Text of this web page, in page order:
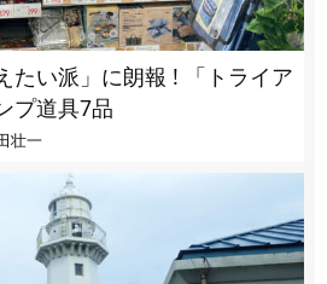
」に朗報 ! 「トライア
プ道具7品
壮一